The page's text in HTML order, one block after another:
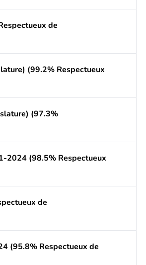
de
(99.2% Respectueux
(97.3%
2024 (98.5% Respectueux
de
(95.8% Respectueux de